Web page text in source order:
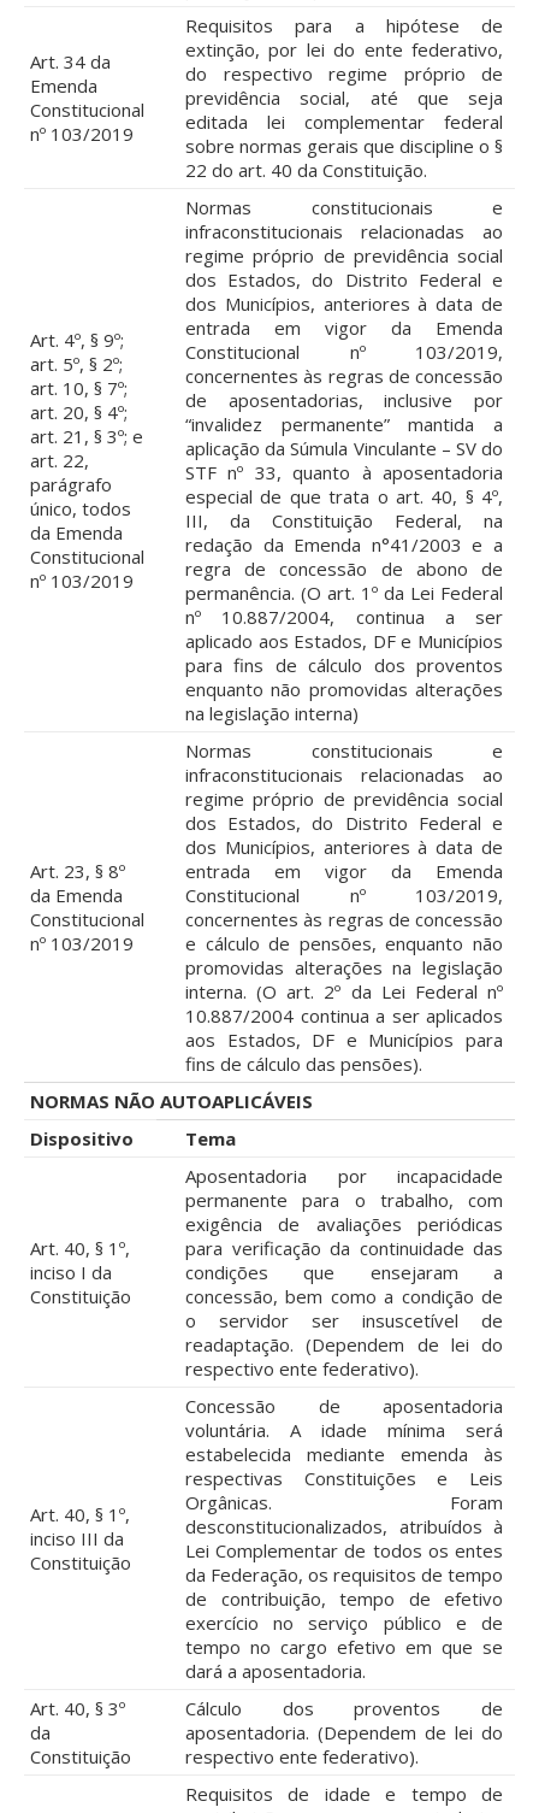
Art. 34 da
Emenda
Constitucional
nº 103/2019
Requisitos para a hipótese de
extinção, por lei do ente federativo,
do respectivo regime próprio de
previdência social, até que seja
editada lei complementar federal
sobre normas gerais que discipline o §
22 do art. 40 da Constituição.
Art. 4º, § 9º;
art. 5º, § 2º;
art. 10, § 7º;
art. 20, § 4º;
art. 21, § 3º; e
art. 22,
parágrafo
único, todos
da Emenda
Constitucional
nº 103/2019
Normas constitucionais e
infraconstitucionais relacionadas ao
regime próprio de previdência social
dos Estados, do Distrito Federal e
dos Municípios, anteriores à data de
entrada em vigor da Emenda
Constitucional nº 103/2019,
concernentes às regras de concessão
de aposentadorias, inclusive por
“invalidez permanente” mantida a
aplicação da Súmula Vinculante – SV do
STF nº 33, quanto à aposentadoria
especial de que trata o art. 40, § 4º,
III, da Constituição Federal, na
redação da Emenda n°41/2003 e a
regra de concessão de abono de
permanência. (O art. 1º da Lei Federal
nº 10.887/2004, continua a ser
aplicado aos Estados, DF e Municípios
para fins de cálculo dos proventos
enquanto não promovidas alterações
na legislação interna)
Art. 23, § 8º
da Emenda
Constitucional
nº 103/2019
Normas constitucionais e
infraconstitucionais relacionadas ao
regime próprio de previdência social
dos Estados, do Distrito Federal e
dos Municípios, anteriores à data de
entrada em vigor da Emenda
Constitucional nº 103/2019,
concernentes às regras de concessão
e cálculo de pensões, enquanto não
promovidas alterações na legislação
interna. (O art. 2º da Lei Federal nº
10.887/2004 continua a ser aplicados
aos Estados, DF e Municípios para
fins de cálculo das pensões).
NORMAS NÃO AUTOAPLICÁVEIS
Dispositivo
Tema
Art. 40, § 1º,
inciso I da
Constituição
Aposentadoria por incapacidade
permanente para o trabalho, com
exigência de avaliações periódicas
para verificação da continuidade das
condições que ensejaram a
concessão, bem como a condição de
o servidor ser insuscetível de
readaptação. (Dependem de lei do
respectivo ente federativo).
Art. 40, § 1º,
inciso III da
Constituição
Concessão de aposentadoria
voluntária. A idade mínima será
estabelecida mediante emenda às
respectivas Constituições e Leis
Orgânicas. Foram
desconstitucionalizados, atribuídos à
Lei Complementar de todos os entes
da Federação, os requisitos de tempo
de contribuição, tempo de efetivo
exercício no serviço público e de
tempo no cargo efetivo em que se
dará a aposentadoria.
Art. 40, § 3º
da
Constituição
Cálculo dos proventos de
aposentadoria. (Dependem de lei do
respectivo ente federativo).
Requisitos de idade e tempo de